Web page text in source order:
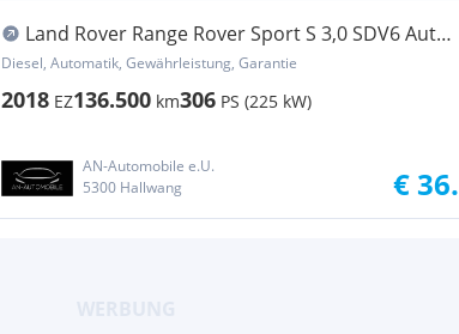
Land Rover Range Rover Sport S 3,0 SDV6 Aut.
Zahnriemen n...
Diesel, Automatik, Gewährleistung, Garantie
2018 EZ136.500 km306 PS (225 kW)
AN-Automobile e.U.
5300 Hallwang
€